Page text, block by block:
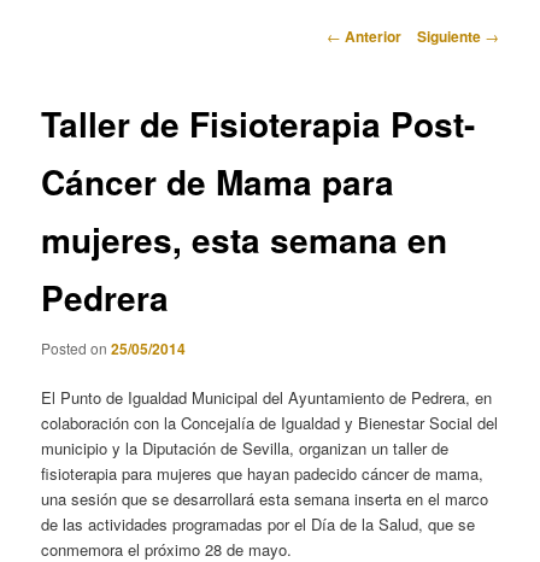
Navegación
← Anterior Siguiente →
Taller de Fisioterapia Post-
Cáncer de Mama para
mujeres, esta semana en
Pedrera
Posted on25/05/2014
El Punto de Igualdad Municipal del Ayuntamiento de Pedrera, en
colaboración con la Concejalía de Igualdad y Bienestar Social del
municipio y la Diputación de Sevilla, organizan un taller de
fisioterapia para mujeres que hayan padecido cáncer de mama,
una sesión que se desarrollará esta semana inserta en el marco
de las actividades programadas por el Día de la Salud, que se
conmemora el próximo 28 de mayo.